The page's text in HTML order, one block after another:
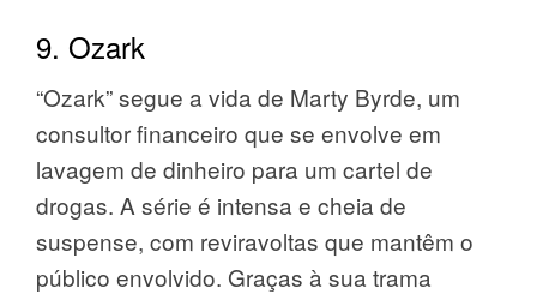
9. Ozark
“Ozark” segue a vida de Marty Byrde, um
consultor financeiro que se envolve em
lavagem de dinheiro para um cartel de
drogas. A série é intensa e cheia de
suspense, com reviravoltas que mantêm o
público envolvido. Graças à sua trama